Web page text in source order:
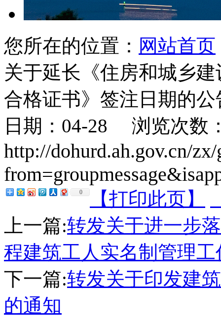
您所在的位置： 网站首页
关于延长《住房和城乡
合格证书》签注日期的公
日期：04-28 浏览次数
http://dohurd.ah.gov.cn/
0 【打印此页】
上一篇:转发关于进一步
程建筑工人实名制管理
下一篇:转发关于印发建
的通知